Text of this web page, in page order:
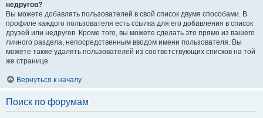
недругов?
Вы можете добавлять пользователей в свой список двумя способами. В
профиле каждого пользователя есть ссылка для его добавления в список
друзей или недругов. Кроме того, вы можете сделать это прямо из вашего
личного раздела, непосредственным вводом имени пользователя. Вы
можете также удалять пользователей из соответствующих списков на той
же странице.
Вернуться к началу
Поиск по форумам